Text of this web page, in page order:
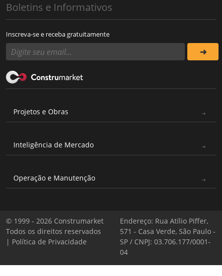
Boletins e Informativos
Inscreva-se e receba gratuitamente
Projetos e Obras
Inteligência de Mercado
Operação e Manutenção
© 1999 - 2026 Construmarket
Todos os direitos reservados
| Política de Privacidade
Endereço: Rua Atílio Piffer,
571 - Casa Verde, São Paulo -
SP / CNPJ: 03.706.177/0001-
04